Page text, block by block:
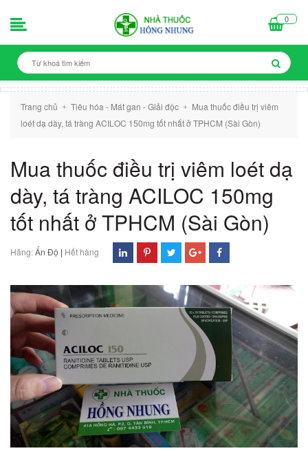
0
Trang chủ + Tiêu hóa - Mát gan - Giải độc +
Mua thuốc điều trị viêm
loét dạ dày, tá tràng ACILOC 150mg tốt nhất ở TPHCM (Sài Gòn)
Mua thuốc điều trị viêm loét dạ
dày, tá tràng ACILOC 150mg
tốt nhất ở TPHCM (Sài Gòn)
Hãng:Ấn Độ | Hết hàng